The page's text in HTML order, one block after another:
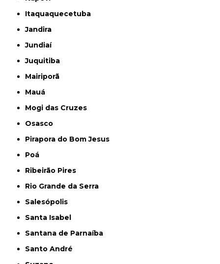
Itaquaquecetuba
Jandira
Jundiaí
Juquitiba
Mairiporã
Mauá
Mogi das Cruzes
Osasco
Pirapora do Bom Jesus
Poá
Ribeirão Pires
Rio Grande da Serra
Salesópolis
Santa Isabel
Santana de Parnaíba
Santo André